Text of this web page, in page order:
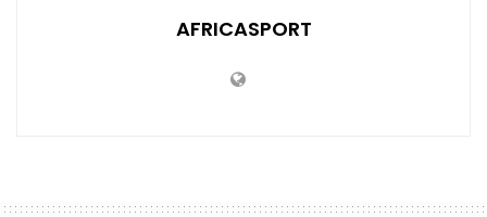
AFRICASPORT